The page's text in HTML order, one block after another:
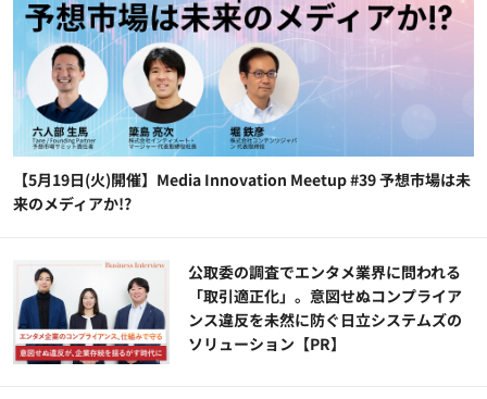
【5月19日(火)開催】Media Innovation Meetup #39 予想市場は未
来のメディアか!?
公​​取委の調査でエンタメ業界に問われる
「取引適正化」。意図せぬコンプライア
ンス違反を未然に防ぐ日立システムズの
ソリューション​【PR】